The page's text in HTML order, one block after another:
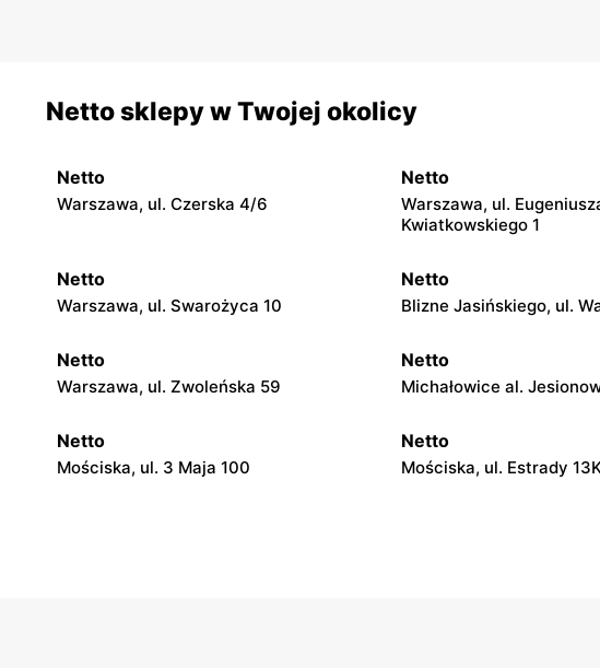
Netto sklepy w Twojej okolicy
Netto
Warszawa, ul. Czerska 4/6
Netto
Warszawa, ul.
Kwiatkowskiego 1
Netto
Warszawa, ul. Swarożyca 10
Netto
Blizne Jasińskiego, ul.
Netto
Warszawa, ul. Zwoleńska 59
Netto
Michałowice al.
Netto
Mościska, ul. 3 Maja 100
Netto
Mościska, ul. Estrady